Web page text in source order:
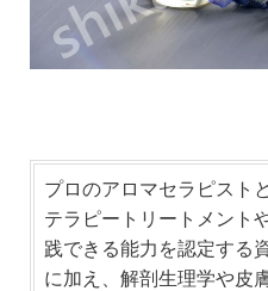
プロのアロマセラピスト
テラピートリートメント
践できる能力を認定する
に加え、解剖生理学や皮